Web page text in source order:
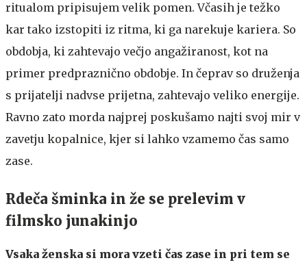
ritualom pripisujem velik pomen. Včasih je težko
kar tako izstopiti iz ritma, ki ga narekuje kariera. So
obdobja, ki zahtevajo večjo angažiranost, kot na
primer predpraznično obdobje. In čeprav so druženja
s prijatelji nadvse prijetna, zahtevajo veliko energije.
Ravno zato morda najprej poskušamo najti svoj mir v
zavetju kopalnice, kjer si lahko vzamemo čas samo
zase.
Rdeča šminka in že se prelevim v
filmsko junakinjo
Vsaka ženska si mora vzeti čas zase in pri tem se